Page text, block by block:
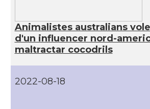
Animalistes australians
d'un influencer nord-
maltractar cocodrils
2022-08-18